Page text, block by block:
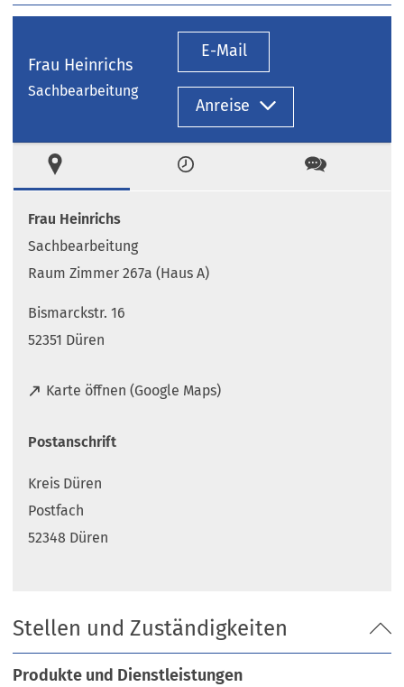
Frau Heinrichs
Sachbearbeitung
E-Mail
Anreise
Zeiten Kontakt
Frau Heinrichs
Sachbearbeitung
Raum Zimmer 267a (Haus A)
Bismarckstr. 16
52351 Düren
Karte öffnen (Google Maps)
(
f
e
t
i
e
m
n
Postanschrift
Kreis Düren
Postfach
52348 Düren
Stellen und Zuständigkeiten
Produkte und Dienstleistungen